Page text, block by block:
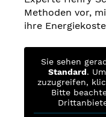
Methoden vor,
ihre
Sie sehen
Standard.
zuzugreifen,
Bitte